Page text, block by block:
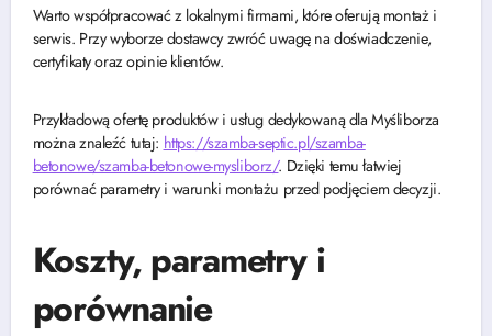
Warto współpracować z lokalnymi firmami, które oferują montaż i
serwis. Przy wyborze dostawcy zwróć uwagę na doświadczenie,
certyfikaty oraz opinie klientów.
Przykładową ofertę produktów i usług dedykowaną dla Myśliborza
można znaleźć tutaj: https://szamba-septic.pl/szamba-
betonowe/szamba-betonowe-mysliborz/. Dzięki temu łatwiej
porównać parametry i warunki montażu przed podjęciem decyzji.
Koszty, parametry i
porównanie